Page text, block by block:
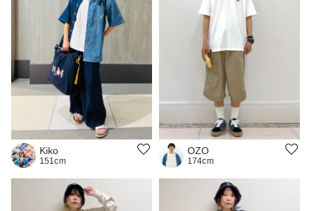
Kiko
151cm
OZO
174cm